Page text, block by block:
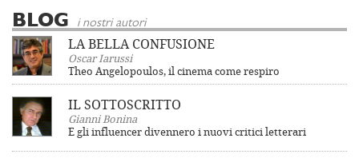
BLOG i nostri autori
LA BELLA CONFUSIONE
Oscar Iarussi
Theo Angelopoulos, il cinema come respiro
IL SOTTOSCRITTO
Gianni Bonina
E gli influencer divennero i nuovi critici letterari